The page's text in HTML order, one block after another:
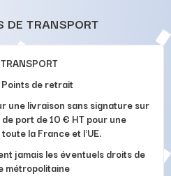
TRANSPORT
de retrait
une livraison sans signature sur
port de 10 € HT pour une
la France et l'UE.
jamais les éventuels droits de
métropolitaine